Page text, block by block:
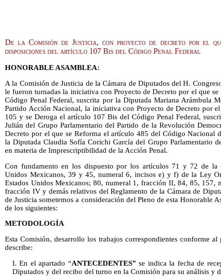
De la Comisión de Justicia, con proyecto de decreto por el
disposiciones del artículo 107 Bis del Código Penal Federal
HONORABLE ASAMBLEA:
A la Comisión de Justicia de la Cámara de Diputados del H.
le fueron turnadas la iniciativa con Proyecto de Decreto por el que
Código Penal Federal, suscrita por la Diputada Mariana Arámbula
Partido Acción Nacional, la iniciativa con Proyecto de Decreto por
105 y se Deroga el artículo 107 Bis del Código Penal Federal,
Julián del Grupo Parlamentario del Partido de la Revolución
Decreto por el que se Reforma el artículo 485 del Código Nacional
la Diputada Claudia Sofía Corichi García del Grupo Parlamentario
en materia de Imprescriptibilidad de la Acción Penal.
Con fundamento en los dispuesto por los artículos 71 y 72 de la
Unidos Mexicanos, 39 y 45, numeral 6, incisos e) y f) de la Ley
Estados Unidos Mexicanos; 80, numeral 1, fracción II, 84, 85, 157,
fracción IV y demás relativos del Reglamento de la Cámara de
de Justicia sometemos a consideración del Pleno de esta Honorable
de los siguientes:
METODOLOGÍA
Esta Comisión, desarrollo los trabajos correspondientes conforme
describe:
I. En el apartado “ANTECEDENTES” se indica la fecha de
Diputados y del recibo del turno en la Comisión para su análisis y